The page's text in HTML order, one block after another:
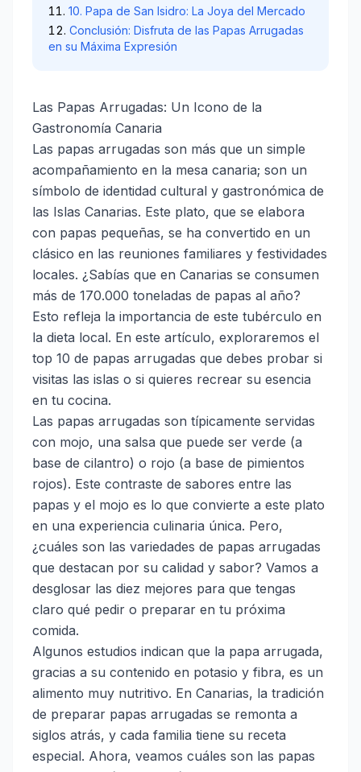
10. Papa de San Isidro: La Joya del Mercado
Conclusión: Disfruta de las Papas Arrugadas
en su Máxima Expresión
Las Papas Arrugadas: Un Icono de la
Gastronomía Canaria
Las papas arrugadas son más que un simple
acompañamiento en la mesa canaria; son un
símbolo de identidad cultural y gastronómica de
las Islas Canarias. Este plato, que se elabora
con papas pequeñas, se ha convertido en un
clásico en las reuniones familiares y festividades
locales. ¿Sabías que en Canarias se consumen
más de 170.000 toneladas de papas al año?
Esto refleja la importancia de este tubérculo en
la dieta local. En este artículo, exploraremos el
top 10 de papas arrugadas que debes probar si
visitas las islas o si quieres recrear su esencia
en tu cocina.
Las papas arrugadas son típicamente servidas
con mojo, una salsa que puede ser verde (a
base de cilantro) o rojo (a base de pimientos
rojos). Este contraste de sabores entre las
papas y el mojo es lo que convierte a este plato
en una experiencia culinaria única. Pero,
¿cuáles son las variedades de papas arrugadas
que destacan por su calidad y sabor? Vamos a
desglosar las diez mejores para que tengas
claro qué pedir o preparar en tu próxima
comida.
Algunos estudios indican que la papa arrugada,
gracias a su contenido en potasio y fibra, es un
alimento muy nutritivo. En Canarias, la tradición
de preparar papas arrugadas se remonta a
siglos atrás, y cada familia tiene su receta
especial. Ahora, veamos cuáles son las papas